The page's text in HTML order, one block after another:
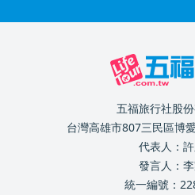
五福旅行社股
台灣高雄市807三民區博
代表人：
發言人：
統一編號：